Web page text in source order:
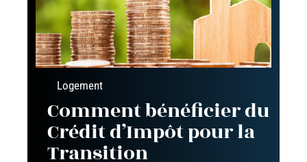
Logement
Comment bénéficier du
Crédit d’Impôt pour la
Transition